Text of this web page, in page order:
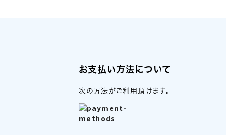
お支払い方法について
次の方法がご利用頂けます。